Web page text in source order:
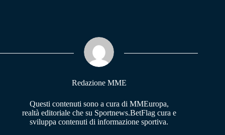
pp m
Redazione MME
Questi contenuti sono a cura di MMEuropa,
realtà editoriale che su Sportnews.BetFlag cura e
sviluppa contenuti di informazione sportiva.